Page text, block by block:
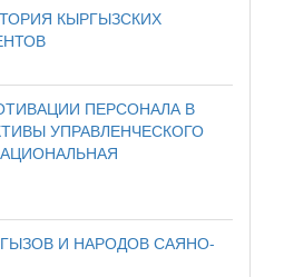
КЫРГЫЗСКИХ
ПЕРСОНАЛА В
УПРАВЛЕНЧЕСКОГО
И НАРОДОВ САЯНО-